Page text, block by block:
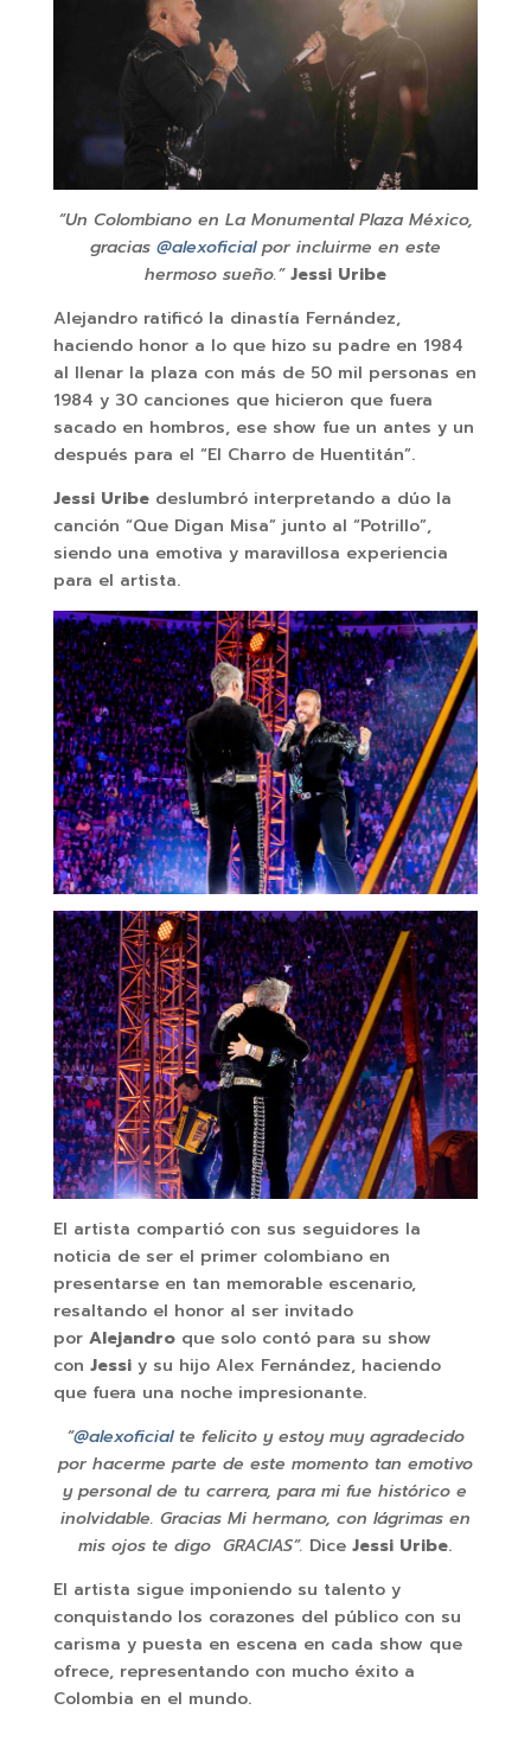
“Un Colombiano en La Monumental Plaza México,
gracias @alexoficialpor incluirme en este
hermoso sueño.”Jessi Uribe
Alejandro ratificó la dinastía Fernández,
haciendo honor a lo que hizo su padre en 1984
al llenar la plaza con más de 50 mil personas en
1984 y 30 canciones que hicieron que fuera
sacado en hombros, ese show fue un antes y un
después para el “El Charro de Huentitán”.
Jessi Uribedeslumbró interpretando a dúo la
canción “Que Digan Misa” junto al “Potrillo”,
siendo una emotiva y maravillosa experiencia
para el artista.
El artista compartió con sus seguidores la
noticia de ser el primer colombiano en
presentarse en tan memorable escenario,
resaltando el honor al ser invitado
por Alejandro que solo contó para su show
con Jessiy su hijo Alex Fernández, haciendo
que fuera una noche impresionante.
“@alexoficialte felicito y estoy muy agradecido
por hacerme parte de este momento tan emotivo
y personal de tu carrera, para mi fue histórico e
inolvidable. Gracias Mi hermano, con lágrimas en
mis ojos te digo GRACIAS”. DiceJessi Uribe.
El artista sigue imponiendo su talento y
conquistando los corazones del público con su
carisma y puesta en escena en cada show que
ofrece, representando con mucho éxito a
Colombia en el mundo.